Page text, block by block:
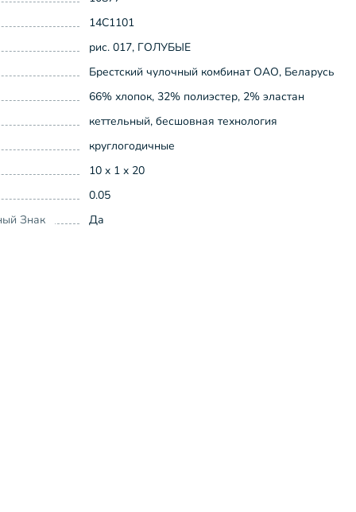
14С1101
рис. 017, ГОЛУБЫЕ
Брестский чулочный комбинат ОАО, Беларусь
66% хлопок, 32% полиэстер, 2% эластан
кеттельный, бесшовная технология
круглогодичные
10 x 1 x 20
0.05
Знак
Да